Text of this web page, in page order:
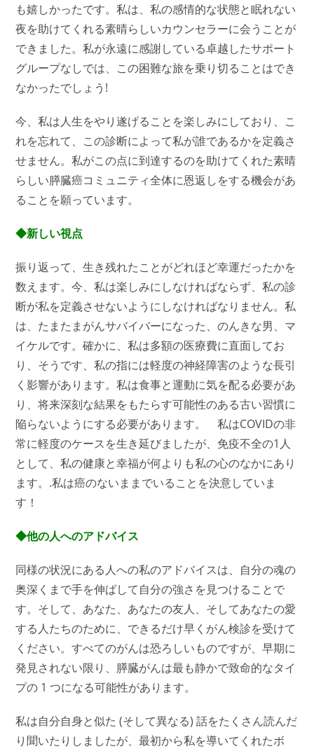
も嬉しかったです。私は、私の感情的な状態と眠れない
夜を助けてくれる素晴らしいカウンセラーに会うことが
できました。私が永遠に感謝している卓越したサポート
グループなしでは、この困難な旅を乗り切ることはでき
なかったでしょう!
今、私は人生をやり遂げることを楽しみにしており、こ
れを忘れて、この診断によって私が誰であるかを定義さ
せません。私がこの点に到達するのを助けてくれた素晴
らしい膵臓癌コミュニティ全体に恩返しをする機会があ
ることを願っています。
◆新しい視点
振り返って、生き残れたことがどれほど幸運だったかを
数えます。今、私は楽しみにしなければならず、私の診
断が私を定義させないようにしなければなりません。私
は、たまたまがんサバイバーになった、のんきな男、マ
イケルです。確かに、私は多額の医療費に直面してお
り、そうです、私の指には軽度の神経障害のような長引
く影響があります。私は食事と運動に気を配る必要があ
り、将来深刻な結果をもたらす可能性のある古い習慣に
陥らないようにする必要があります。 私はCOVIDの非
常に軽度のケースを生き延びましたが、免疫不全の1人
として、私の健康と幸福が何よりも私の心のなかにあり
ます。.私は癌のないままでいることを決意していま
す！
◆他の人へのアドバイス
同様の状況にある人への私のアドバイスは、自分の魂の
奥深くまで手を伸ばして自分の強さを見つけることで
す。そして、あなた、あなたの友人、そしてあなたの愛
する人たちのために、できるだけ早くがん検診を受けて
ください。すべてのがんは恐ろしいものですが、早期に
発見されない限り、膵臓がんは最も静かで致命的なタイ
プの 1 つになる可能性があります。
私は自分自身と似た (そして異なる) 話をたくさん読んだ
り聞いたりしましたが、最初から私を導いてくれたボ